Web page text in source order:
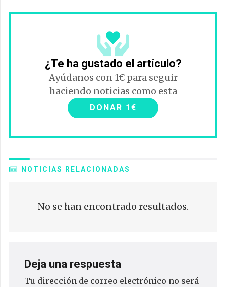
¿Te ha gustado el artículo?
Ayúdanos con 1€ para seguir
haciendo noticias como esta
DONAR 1€
NOTICIAS RELACIONADAS
No se han encontrado resultados.
Deja una respuesta
Tu dirección de correo electrónico no será